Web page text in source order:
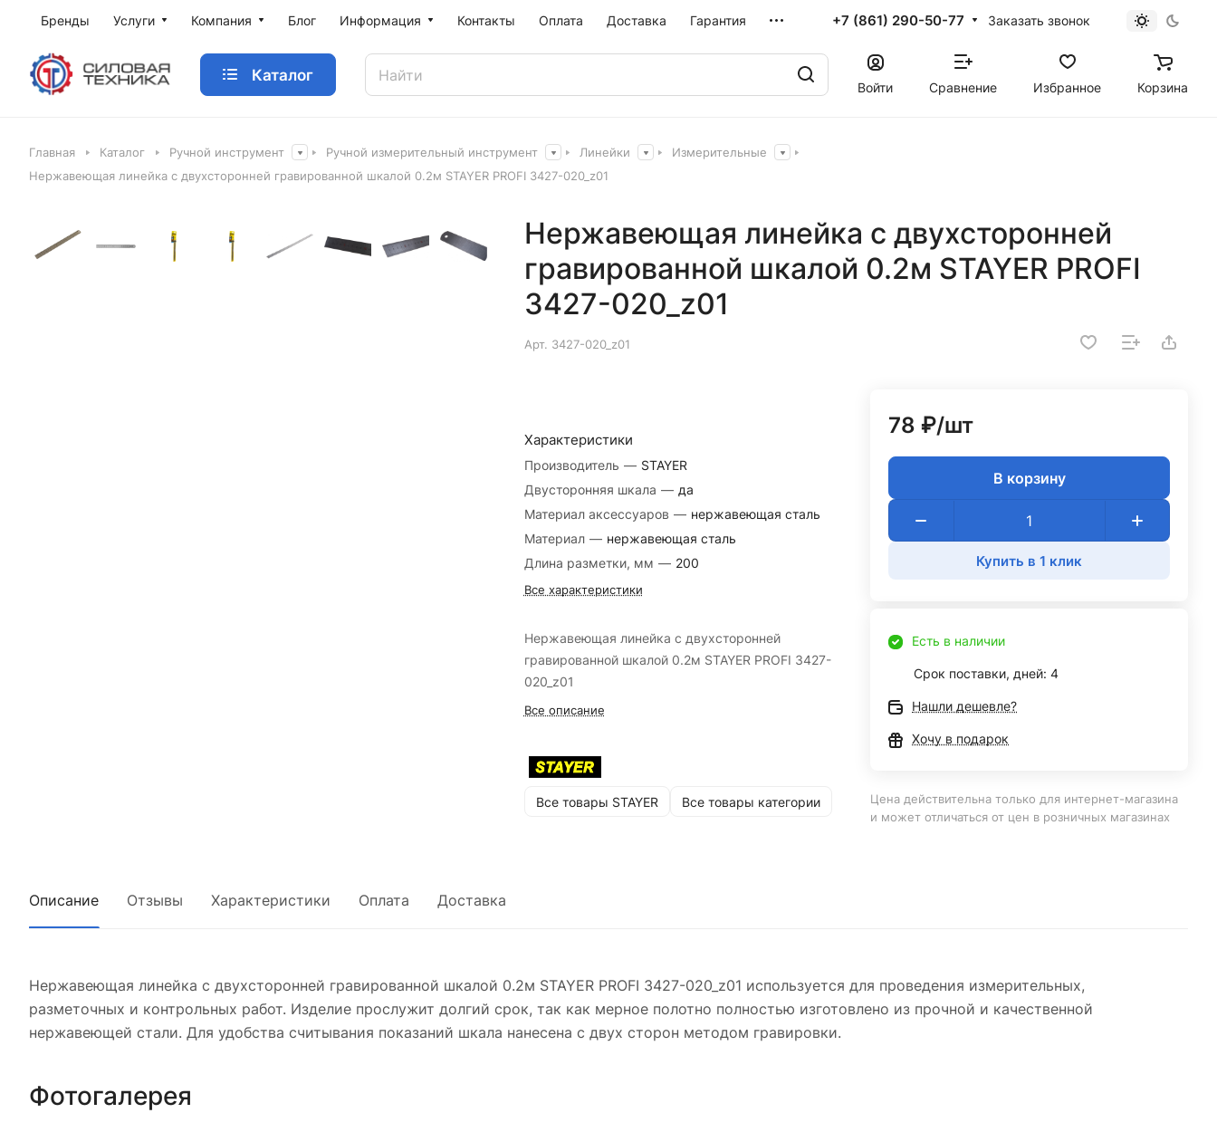
Бренды Услуги Компания Блог Информация Контакты Оплата Доставка Гарантия +7 (861) 290-50-77 Заказать звонок
Каталог
Войти Сравнение Избранное Корзина
Главная Каталог Ручной инструмент Ручной измерительный инструмент Линейки
Измерительные
Нержавеющая линейка с двухсторонней гравированной шкалой 0.2м STAYER PROFI 3427-020_z01
Нержавеющая линейка с двухсторонней
гравированной шкалой 0.2м STAYER PROFI
3427-020_z01
Арт. 3427-020_z01
Характеристики
Производитель — STAYER
Двусторонняя шкала — да
Материал аксессуаров — нержавеющая сталь
Материал — нержавеющая сталь
Длина разметки, мм — 200
Все характеристики
Нержавеющая линейка с двухсторонней
гравированной шкалой 0.2м STAYER PROFI 3427-
020_z01
Все описание
Все товары STAYER Все товары категории
78 ₽/шт
В корзину
Купить в 1 клик
Есть в наличии
Срок поставки, дней: 4
Нашли дешевле?
Хочу в подарок
Цена действительна только для интернет-магазина
и может отличаться от цен в розничных магазинах
Описание Отзывы Характеристики Оплата Доставка
Нержавеющая линейка с двухсторонней гравированной шкалой 0.2м STAYER PROFI 3427-020_z01 используется для проведения измерительных,
разметочных и контрольных работ. Изделие прослужит долгий срок, так как мерное полотно полностью изготовлено из прочной и качественной
нержавеющей стали. Для удобства считывания показаний шкала нанесена с двух сторон методом гравировки.
Фотогалерея